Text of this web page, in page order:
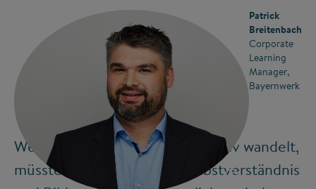
©
Patrick
Breitenbach
Corporate
Learning
Manager,
Bayernwerk
Wenn sich die Gesellschaft massiv wandelt,
müssten es laut eigenem Selbstverständnis